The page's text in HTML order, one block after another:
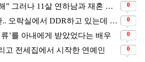
“결혼 다시는 안해” 그러나 11살 연하남과 재혼 발표 0
너무 예뻐서 그만.. 오락실에서 DDR하고 있는데 지나가던 이상민이 캐스팅했다는 연예인 0
’를 아내에게 받았었다는 배우 0
고 전세집에서 시작한 연예인 0